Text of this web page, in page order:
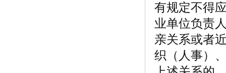
有规定不得
业单位负责
亲关系或者
织（人事）